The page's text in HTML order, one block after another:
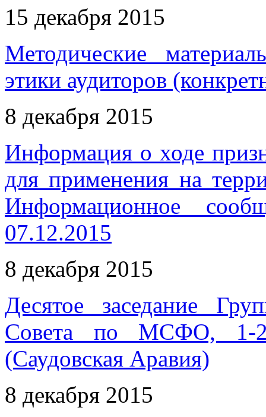
15 декабря 2015
Методические
этики аудиторов
8 декабря 2015
Информация о ходе
для применения на
Информационное
07.12.2015
8 декабря 2015
Десятое заседание
Совета по МСФО, 1-2
(Саудовская Аравия)
8 декабря 2015